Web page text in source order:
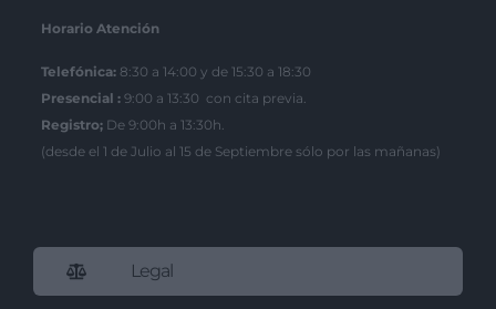
Horario Atención
Telefónica: 8:30 a 14:00 y de 15:30 a 18:30
Presencial : 9:00 a 13:30 con cita previa.
Registro; De 9:00h a 13:30h.
(desde el 1 de Julio al 15 de Septiembre sólo por las mañanas)
Legal